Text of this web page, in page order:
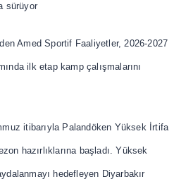
sürüyor
Amed Sportif Faaliyetler, 2026-2027
ilk etap kamp çalışmalarını
itibarıyla Palandöken Yüksek İrtifa
hazırlıklarına başladı. Yüksek
hedefleyen Diyarbakır